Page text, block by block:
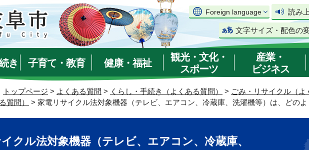
Foreign language 読み
文字サイズ・配色の
き 子育て・教育 健康・福祉
観光・文化・
スポーツ
産業・
ビジネス
トップページ > よくある質問 > くらし・手続き（よくある質問） > ごみ・リサイクル（よ
質問）
> 家電リサイクル法対象機器（テレビ、エアコン、冷蔵庫、洗濯機等）は、どのよ
クル法対象機器（テレビ、エアコン、冷蔵庫、